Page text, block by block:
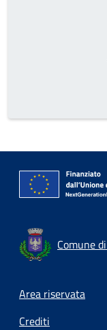
Comune
Footer
Area riservata
Crediti